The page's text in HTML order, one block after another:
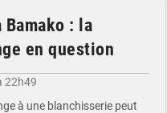
Bamako : la
en question
22h49
à une blanchisserie peut